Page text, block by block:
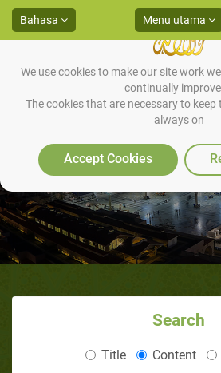
We use cookies to make our site work
continually
The cookies that are necessary to
always on
Accept Cookies
Bahasa Menu utama
Obat Bagi Hati
Search
Title Content